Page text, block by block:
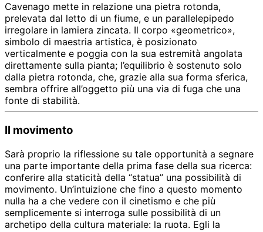
Cavenago mette in relazione una pietra rotonda,
prelevata dal letto di un fiume, e un parallelepipedo
irregolare in lamiera zincata. Il corpo «geometrico»,
simbolo di maestria artistica, è posizionato
verticalmente e poggia con la sua estremità angolata
direttamente sulla pianta; l’equilibrio è sostenuto solo
dalla pietra rotonda, che, grazie alla sua forma sferica,
sembra offrire all’oggetto più una via di fuga che una
fonte di stabilità.
Il movimento
Sarà proprio la riflessione su tale opportunità a segnare
una parte importante della prima fase della sua ricerca:
conferire alla staticità della “statua” una possibilità di
movimento. Un’intuizione che fino a questo momento
nulla ha a che vedere con il cinetismo e che più
semplicemente si interroga sulle possibilità di un
archetipo della cultura materiale: la ruota. Egli la